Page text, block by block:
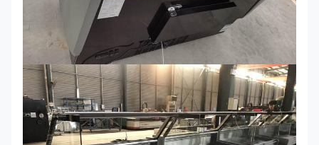
SLIM
2500*900*1200
মিমি
~+6।
সে